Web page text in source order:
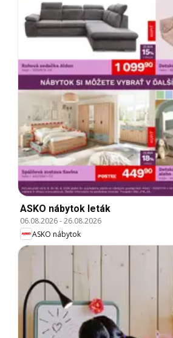
ASKO nábytok leták
06.08.2026-26.08.2026
ASKO nábytok